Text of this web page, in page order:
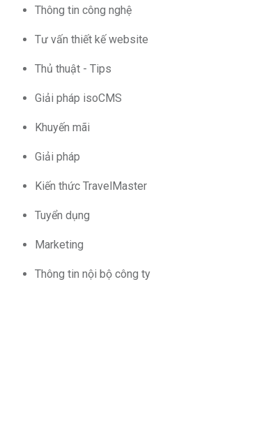
Thông tin công nghệ
Tư vấn thiết kế website
Thủ thuật - Tips
Giải pháp isoCMS
Khuyến mãi
Giải pháp
Kiến thức TravelMaster
Tuyển dụng
Marketing
Thông tin nội bộ công ty